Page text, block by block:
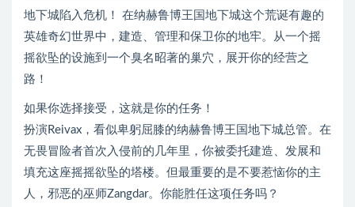
地下城陷入危机！ 在纳赫鲁博王国地下城这个荒诞有趣的
英雄奇幻世界中，建造、管理和保卫你的地牢。从一个摇
摇欲坠的设施到一个臭名昭著的巢穴，展开你的经营之
路！
如果你选择接受，这就是你的任务！
扮演Reivax，看似卑躬屈膝的纳赫鲁博王国地下城总管。在
无畏冒险者首次入侵前的几年里，你被委托建造、发展和
填充这座摇摇欲坠的塔楼。但最重要的是不要惹恼你的主
人，邪恶的巫师Zangdar。你能胜任这项任务吗？